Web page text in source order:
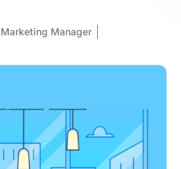
Manager